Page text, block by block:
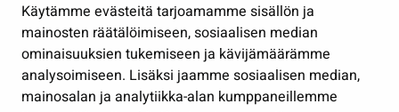
Käytämme evästeitä tarjoamamme sisällön ja
mainosten räätälöimiseen, sosiaalisen median
ominaisuuksien tukemiseen ja kävijämäärämme
analysoimiseen. Lisäksi jaamme sosiaalisen median,
mainosalan ja analytiikka-alan kumppaneillemme
Työ ja yrittäminen
Osallistu ja asioi
Näytä omat evästeasetukseni